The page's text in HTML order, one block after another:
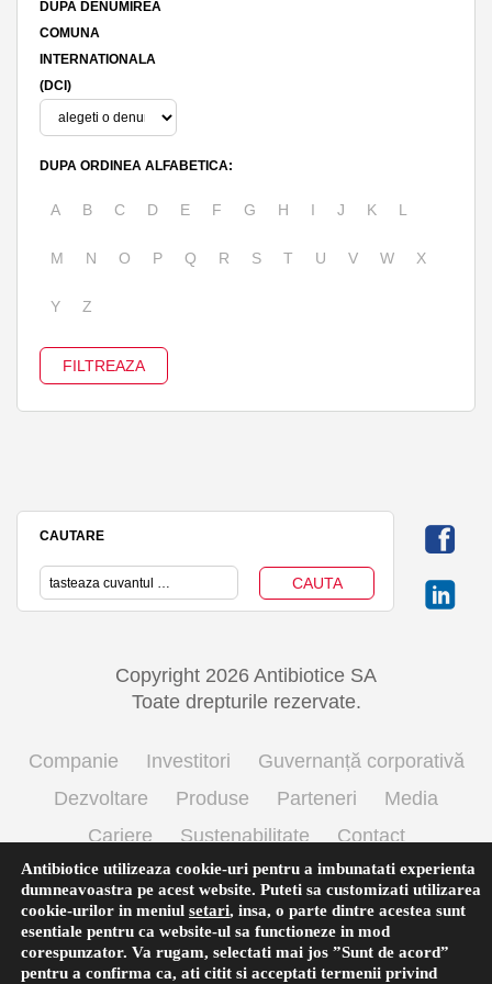
DUPA DENUMIREA
COMUNA
INTERNATIONALA
(DCI)
DUPA ORDINEA ALFABETICA:
A B C D E F G H I J K L
M N O P Q R S T U V W X
Y Z
CAUTARE
Copyright 2026 Antibiotice SA
Toate drepturile rezervate.
Companie Investitori
Guvernanță corporativă
Dezvoltare
Produse Parteneri
Media
Cariere
Sustenabilitate
Contact
Termeni si conditii de utilizare
Politica cookie
Prelucrarea datelor cu caracter personal
Antibiotice utilizeaza cookie-uri pentru a imbunatati experienta
dumneavoastra pe acest website. Puteti sa customizati utilizarea
cookie-urilor in meniul setari, insa, o parte dintre acestea sunt
esentiale pentru ca website-ul sa functioneze in mod
corespunzator. Va rugam, selectati mai jos ”Sunt de acord”
pentru a confirma ca, ati citit si acceptati termenii privind